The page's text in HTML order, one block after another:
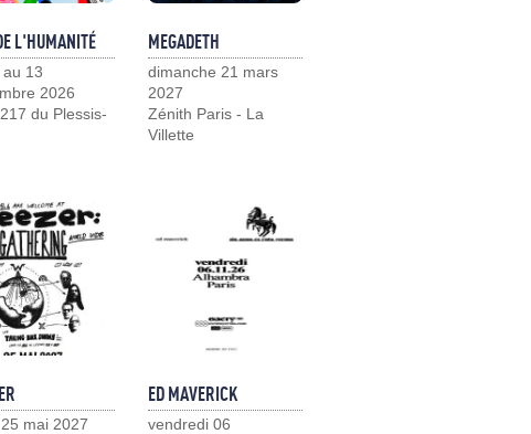
L'HUMANITÉ
13
2026
du Plessis-
MEGADETH
dimanche 21 mars
2027
Zénith Paris - La
Villette
mai 2027
ED MAVERICK
vendredi 06